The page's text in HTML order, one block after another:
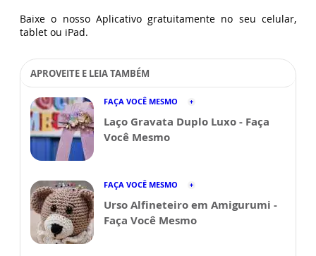
Baixe o nosso Aplicativo gratuitamente no seu celular,
tablet ou iPad.
APROVEITE E LEIA TAMBÉM
FAÇA VOCÊ MESMO
Laço Gravata Duplo Luxo - Faça
Você Mesmo
FAÇA VOCÊ MESMO
Urso Alfineteiro em Amigurumi -
Faça Você Mesmo